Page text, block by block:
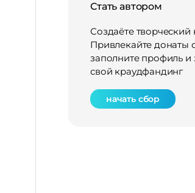
Стать автором
Создаёте творческий
Привлекайте
заполните профиль и
свой краудфандинг
начать сбор